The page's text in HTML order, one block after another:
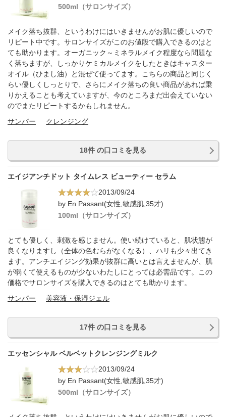
500ml（サロンサイズ）
メイク落ち抜群、というわけにはいきませんがお肌に優しいので
リピート中です。サロンサイズがこのお値段で購入できるのはと
ても助かります。オーガニック～ミネラルメイク程度なら問題な
く落ちますが、しっかりケミカルメイクをしたときはキャスター
オイル（ひまし油）と混ぜて使ってます。こちらの商品と同じく
らい優しくしっとりで、さらにメイク落ちの良い商品があれば乗
りかえることも考えていますが、今のところまだ出会えていない
のでまたリピートするかもしれません。
サンパー
クレンジング
18件 の口コミを見る
エイジアンチドット タイムレス ビューティー セラム
2013/09/24
by En Passant(女性,敏感肌,35才)
100ml（サロンサイズ）
とても優しく、刺激を感じません。使い続けていると、肌状態が
良くなりますし（全体の色むらがなくなる）、ハリも少々出てき
ます。アンチエイジング効果が抜群に高いとは言えませんが、肌
が弱くて使えるものが少ないわたしにとっては必需品です。この
価格でサロンサイズを購入できるのはとても助かります。
サンパー
美容液・保湿ジェル
17件 の口コミを見る
エッセンシャル ベルベットクレンジングミルク
2013/09/24
by En Passant(女性,敏感肌,35才)
500ml（サロンサイズ）